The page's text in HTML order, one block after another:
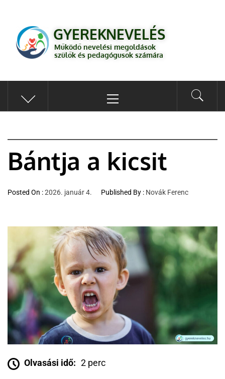
GYEREKNEVELÉS
számára
GYEREKNEVELÉS
Működő nevelési megoldások
szülők és pedagógusok számára
Bántja a kicsit
Posted On :2026. január 4. Published By : Novák Ferenc
Olvasási idő: 2 perc